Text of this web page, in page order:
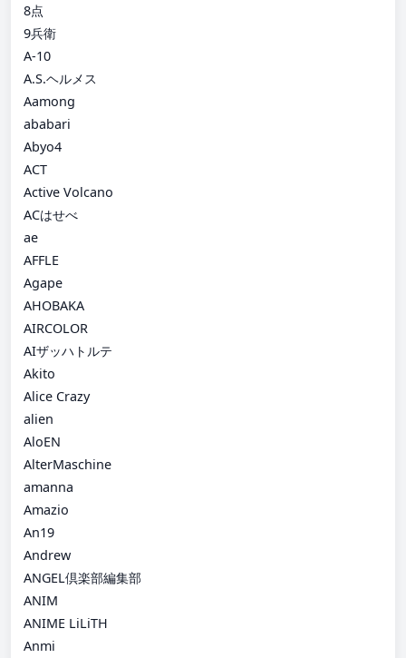
8点
9兵衛
A-10
A.S.ヘルメス
Aamong
ababari
Abyo4
ACT
Active Volcano
ACはせべ
ae
AFFLE
Agape
AHOBAKA
AIRCOLOR
AIザッハトルテ
Akito
Alice Crazy
alien
AloEN
AlterMaschine
amanna
Amazio
An19
Andrew
ANGEL倶楽部編集部
ANIM
ANIME LiLiTH
Anmi